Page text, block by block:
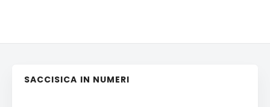
SACCISICA IN NUMERI